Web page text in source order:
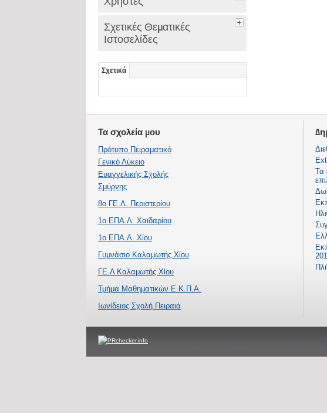
Σχετικές Θεματικές
Ιστοσελίδες
Σχετικά
Τα σχολεία μου
Πρότυπο Πειραματικό
Γενικό Λύκειο
Ευαγγελικής Σχολής
Σμύρνης
8ο ΓΕ.Λ. Περιστερίου
1ο ΕΠΑ.Λ. Χαϊδαρίου
1ο ΕΠΑ.Λ. Χίου
Γυμνάσιο Καλαμωτής Χίου
ΓΕ.Λ Καλαμωτής Χίου
Τμήμα Μαθηματικών Ε.Κ.Π.Α.
Ιωνίδειος Σχολή Πειραιά
Τα